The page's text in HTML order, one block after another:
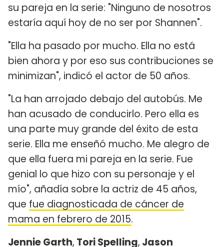
su pareja en la serie: "Ninguno de nosotros
estaría aquí hoy de no ser por Shannen".
"Ella ha pasado por mucho. Ella no está
bien ahora y por eso sus contribuciones se
minimizan", indicó el actor de 50 años.
"La han arrojado debajo del autobús. Me
han acusado de conducirlo. Pero ella es
una parte muy grande del éxito de esta
serie. Ella me enseñó mucho. Me alegro de
que ella fuera mi pareja en la serie. Fue
genial lo que hizo con su personaje y el
mío", añadía sobre la actriz de 45 años,
que fue diagnosticada de cáncer de
mama en febrero de 2015.
Jennie Garth, Tori Spelling, Jason